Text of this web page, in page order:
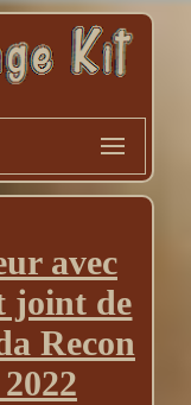
avec
joint de
Recon